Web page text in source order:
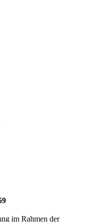
im Rahmen der